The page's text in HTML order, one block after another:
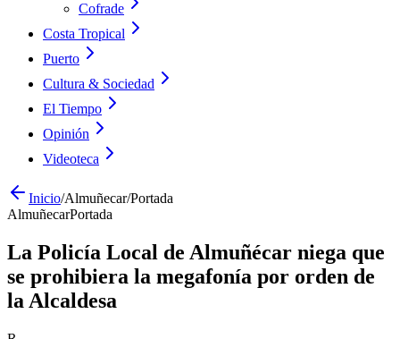
Cofrade
Costa Tropical
Puerto
Cultura & Sociedad
El Tiempo
Opinión
Videoteca
Inicio/Almuñecar/Portada
AlmuñecarPortada
La Policía Local de Almuñécar niega que
se prohibiera la megafonía por orden de
la Alcaldesa